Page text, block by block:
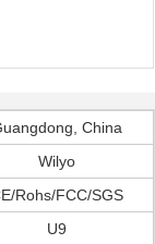
China
Wilyo
Rohs/FCC/SGS
U9